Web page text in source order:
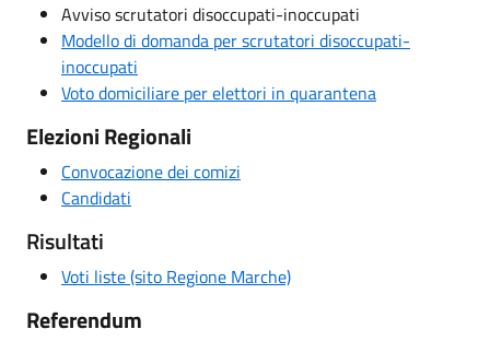
Avviso scrutatori disoccupati-inoccupati
Modello di domanda per scrutatori disoccupati-
inoccupati
Voto domiciliare per elettori in quarantena
Elezioni Regionali
Convocazione dei comizi
Candidati
Risultati
Voti liste (sito Regione Marche)
Referendum